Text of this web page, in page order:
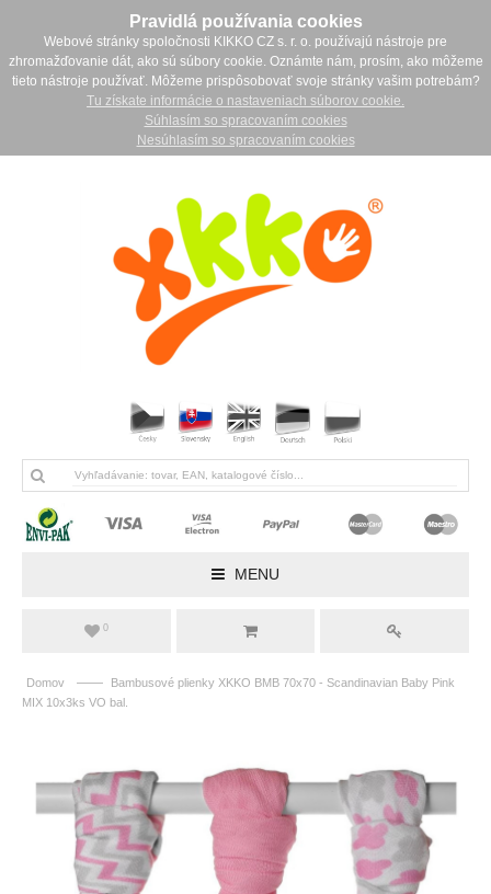
Pravidlá používania cookies
Webové stránky spoločnosti KIKKO CZ s. r. o. používajú nástroje pre
zhromažďovanie dát, ako sú súbory cookie. Oznámte nám, prosím, ako môžeme
tieto nástroje používať. Môžeme prispôsobovať svoje stránky vašim potrebám?
Tu získate informácie o nastaveniach súborov cookie.
Súhlasím so spracovaním cookies
Nesúhlasím so spracovaním cookies
MENU
0
Domov ——
Bambusové plienky XKKO BMB 70x70 - Scandinavian Baby Pink
MIX 10x3ks VO bal.